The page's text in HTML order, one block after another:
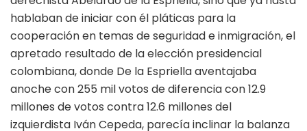
hablaban de iniciar con él pláticas para la
cooperación en temas de seguridad e inmigración, el
apretado resultado de la elección presidencial
colombiana, donde De la Espriella aventajaba
anoche con 255 mil votos de diferencia con 12.9
millones de votos contra 12.6 millones del
izquierdista Iván Cepeda, parecía inclinar la balanza